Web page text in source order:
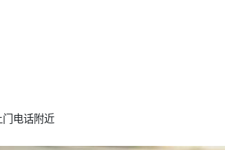
电话附近